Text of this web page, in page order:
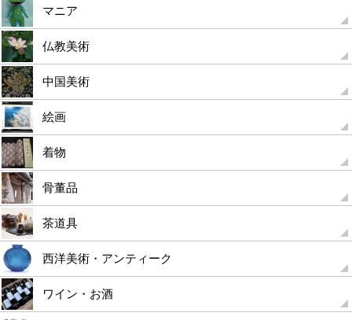
マニア
仏教美術
中国美術
絵画
着物
骨董品
茶道具
西洋美術・アンティーク
ワイン・お酒